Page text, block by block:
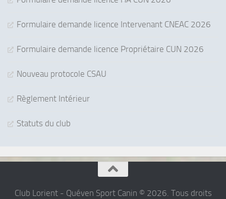
Formulaire demande licence Intervenant CNEAC 2026
Formulaire demande licence Propriétaire CUN 2026
Nouveau protocole CSAU
Règlement Intérieur
Statuts du club
Club Lorient - Quéven Sport Canin © 2026. Tous droits